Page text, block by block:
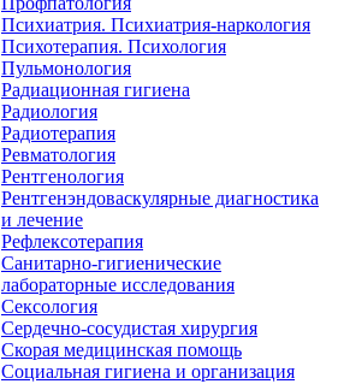
Психиатрия. Психиатрия-наркология
Психотерапия. Психология
Пульмонология
Радиационная гигиена
Радиология
Радиотерапия
Ревматология
Рентгенология
Рентгенэндоваскулярные диагностика
и лечение
Рефлексотерапия
Санитарно-гигиенические
лабораторные исследования
Сексология
Сердечно-сосудистая хирургия
Скорая медицинская помощь
Социальная гигиена и организация